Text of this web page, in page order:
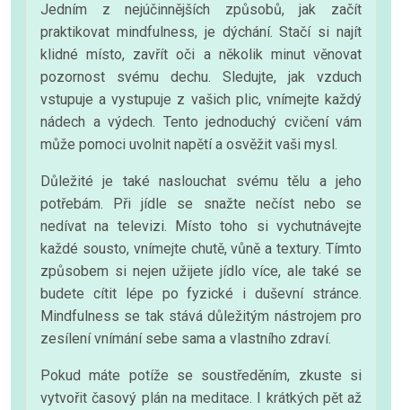
Jedním z nejúčinnějších způsobů, jak začít
praktikovat mindfulness, je dýchání. Stačí si najít
klidné místo, zavřít oči a několik minut věnovat
pozornost svému dechu. Sledujte, jak vzduch
vstupuje a vystupuje z vašich plic, vnímejte každý
nádech a výdech. Tento jednoduchý cvičení vám
může pomoci uvolnit napětí a osvěžit vaši mysl.
Důležité je také naslouchat svému tělu a jeho
potřebám. Při jídle se snažte nečíst nebo se
nedívat na televizi. Místo toho si vychutnávejte
každé sousto, vnímejte chutě, vůně a textury. Tímto
způsobem si nejen užijete jídlo více, ale také se
budete cítit lépe po fyzické i duševní stránce.
Mindfulness se tak stává důležitým nástrojem pro
zesílení vnímání sebe sama a vlastního zdraví.
Pokud máte potíže se soustředěním, zkuste si
vytvořit časový plán na meditace. I krátkých pět až